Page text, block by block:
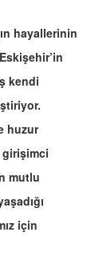
hayallerinin
kendi
huzur
girişimci
mutlu
için